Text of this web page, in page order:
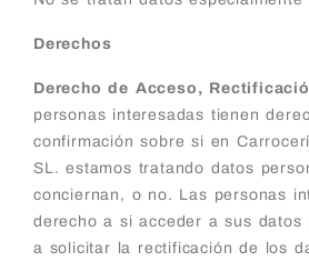
Derechos
Derecho de Acceso,
personas interesadas tienen
confirmación sobre si en
SL. estamos tratando datos
conciernan, o no. Las personas
derecho a si acceder a sus datos
a solicitar la rectificación de los